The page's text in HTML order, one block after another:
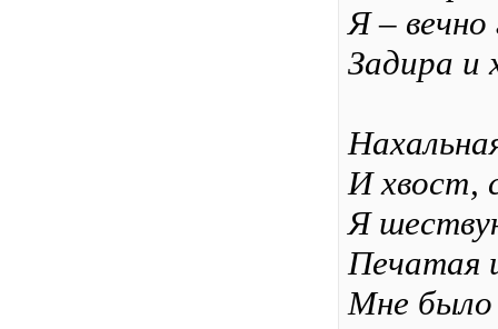
Я – вечно
Задира и
И хвост,
Я
Печатая
Мне